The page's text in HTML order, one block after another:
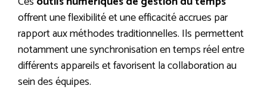
offrent une flexibilité et une efficacité accrues par
rapport aux méthodes traditionnelles. Ils permettent
notamment une synchronisation en temps réel entre
différents appareils et favorisent la collaboration au
sein des équipes.